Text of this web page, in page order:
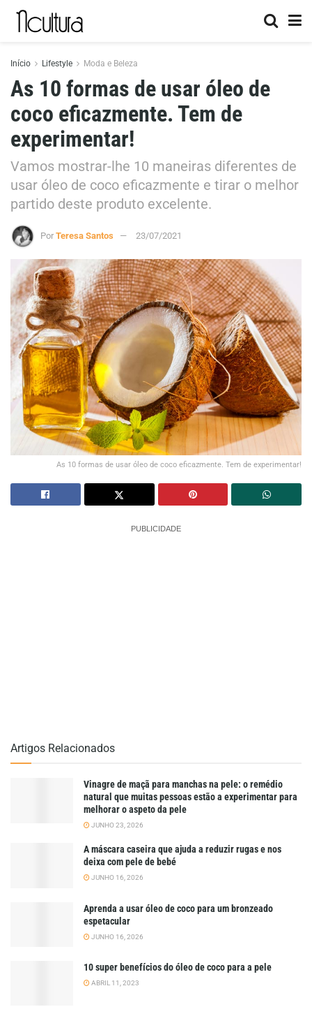
Início Lifestyle Moda e Beleza
As 10 formas de usar óleo de
coco eficazmente. Tem de
experimentar!
Vamos mostrar-lhe 10 maneiras diferentes de
usar óleo de coco eficazmente e tirar o melhor
partido deste produto excelente.
Por Teresa Santos 23/07/2021
As 10 formas de usar óleo de coco eficazmente. Tem de experimentar!
PUBLICIDADE
Artigos Relacionados
Vinagre de maçã para manchas na pele: o remédio
natural que muitas pessoas estão a experimentar para
melhorar o aspeto da pele
JUNHO 23, 2026
A máscara caseira que ajuda a reduzir rugas e nos
deixa com pele de bebé
JUNHO 16, 2026
Aprenda a usar óleo de coco para um bronzeado
espetacular
JUNHO 16, 2026
10 super benefícios do óleo de coco para a pele
ABRIL 11, 2023